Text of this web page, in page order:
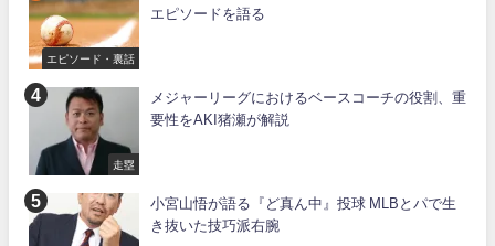
エピソード・裏話
エピソードを語る
走塁
メジャーリーグにおけるベースコーチの役割、重
要性をAKI猪瀬が解説
小宮山悟が語る『ど真ん中』投球 MLBとパで生
き抜いた技巧派右腕